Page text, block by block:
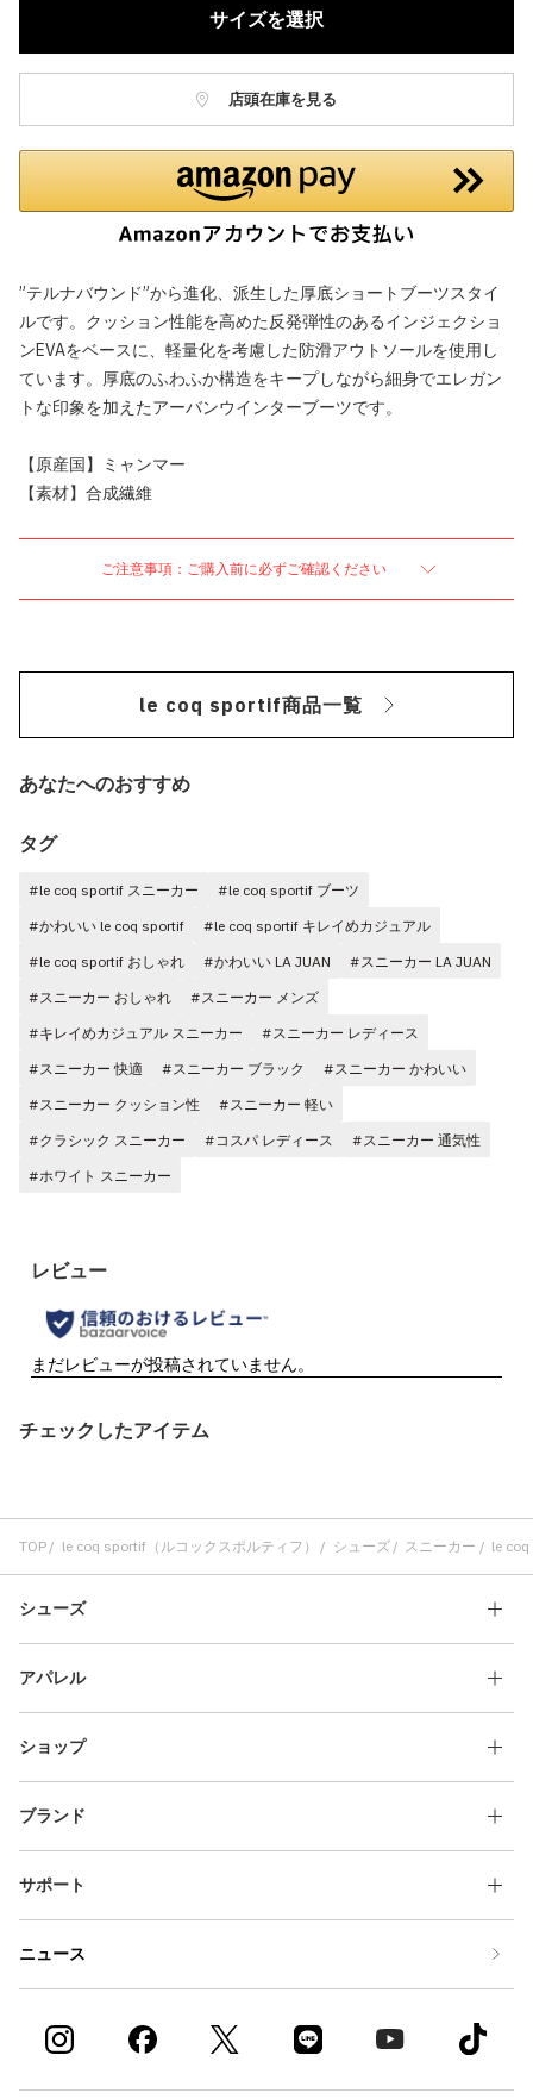
サイズを選択
店頭在庫を見る
”テルナバウンド”から進化、派生した厚底ショートブーツスタイ
ルです。クッション性能を高めた反発弾性のあるインジェクショ
ンEVAをベースに、軽量化を考慮した防滑アウトソールを使用し
ています。厚底のふわふか構造をキープしながら細身でエレガン
トな印象を加えたアーバンウインターブーツです。
【原産国】ミャンマー
【素材】合成繊維
ご注意事項：ご購入前に必ずご確認ください
le coq sportif商品一覧
あなたへのおすすめ
タグ
#le coq sportif スニーカー
#le coq sportif ブーツ
#かわいい le coq sportif
#le coq sportif キレイめカジュアル
#le coq sportif おしゃれ
#かわいい LA JUAN
#スニーカー LA JUAN
#スニーカー おしゃれ
#スニーカー メンズ
#キレイめカジュアル スニーカー
#スニーカー レディース
#スニーカー 快適
#スニーカー ブラック
#スニーカー かわいい
#スニーカー クッション性
#スニーカー 軽い
#クラシック スニーカー
#コスパ レディース
#スニーカー 通気性
#ホワイト スニーカー
チェックしたアイテム
TOP le coq sportif（ルコックスポルティフ） シューズ スニーカー le
シューズ
アパレル
ショップ
ブランド
サポート
ニュース